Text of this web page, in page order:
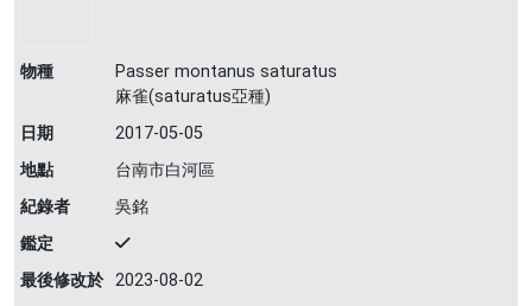
物種
Passer montanus saturatus
麻雀(saturatus亞種)
日期
2017-05-05
地點
台南市白河區
紀錄者
吳銘
鑑定
最後修改於 2023-08-02